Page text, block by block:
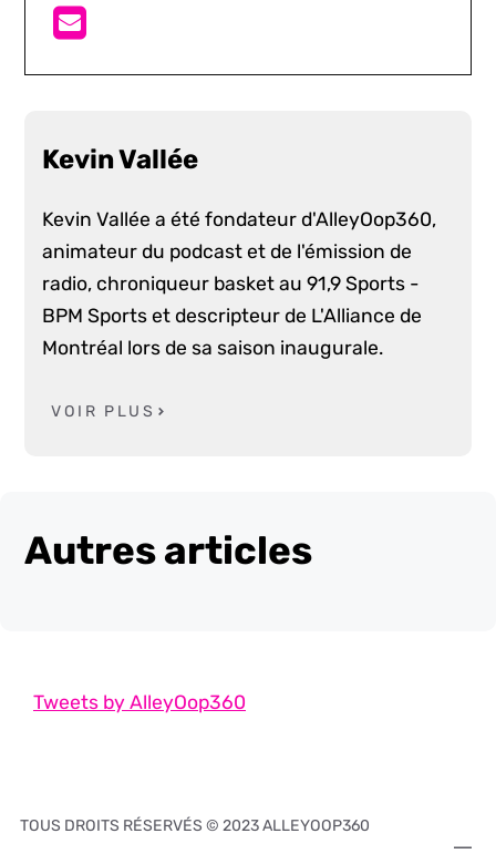
Kevin Vallée
Kevin Vallée a été fondateur d'AlleyOop360,
animateur du podcast et de l'émission de
radio, chroniqueur basket au 91,9 Sports -
BPM Sports et descripteur de L'Alliance de
Montréal lors de sa saison inaugurale.
VOIR PLUS
Autres articles
Tweets by AlleyOop360
TOUS DROITS RÉSERVÉS © 2023 ALLEYOOP360